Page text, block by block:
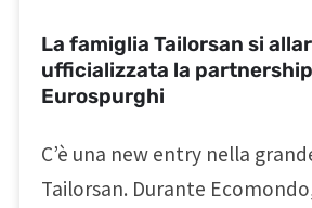
La famiglia Tailorsan si
ufficializzata la
Eurospurghi
C’è una new entry nella
Tailorsan. Durante